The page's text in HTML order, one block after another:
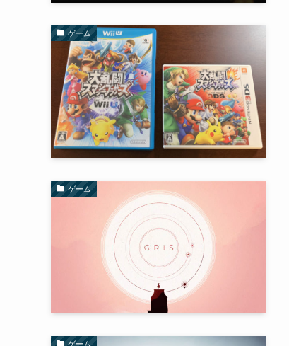
ゲーム
ゲーム
ゲーム